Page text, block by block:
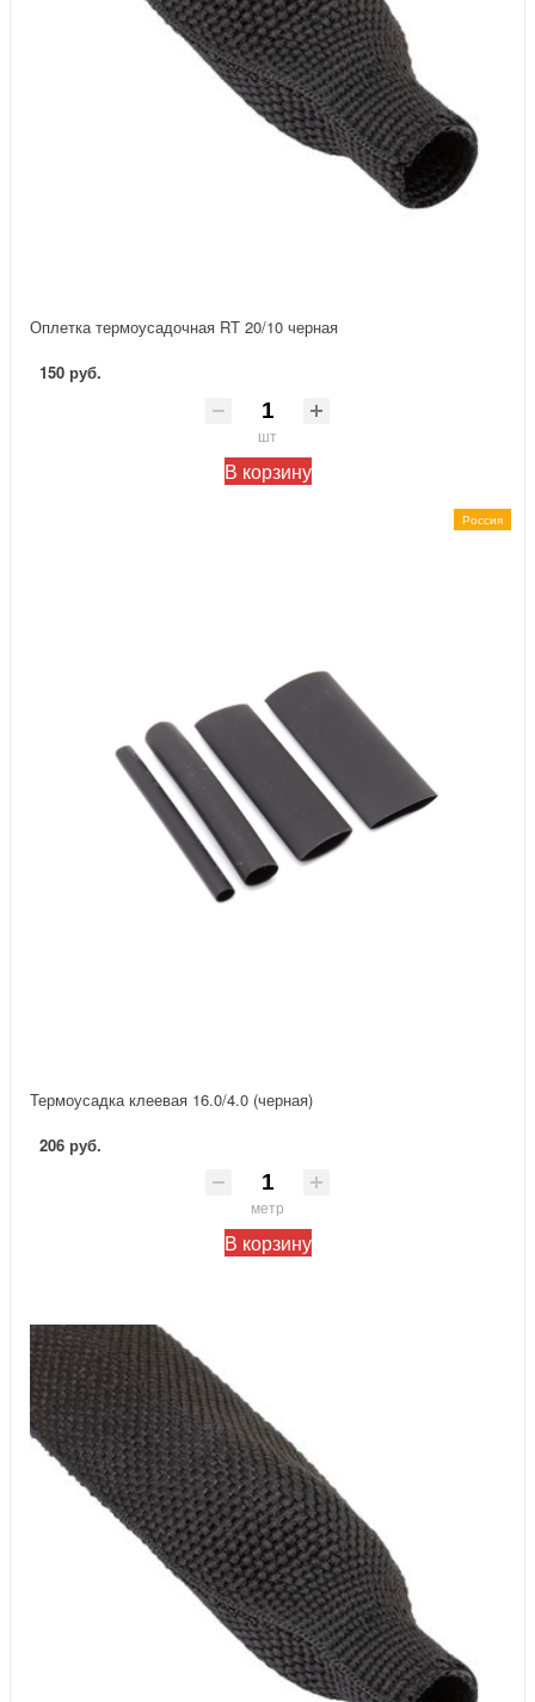
Оплетка термоусадочная RT 20/10 черная
150 руб.
шт
В корзину
Россия
Термоусадка клеевая 16.0/4.0 (черная)
206 руб.
метр
В корзину